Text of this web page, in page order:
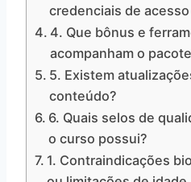
credenciais de
4. Que bônus e
acompanham o
5. Existem
conteúdo?
6. Quais selos de
o curso possui?
1. Contraindicações